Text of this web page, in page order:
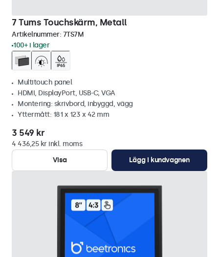
7 Tums Touchskärm, Metall
Artikelnummer: 7TS7M
100+ i lager
Multitouch panel
HDMI, DisplayPort, USB-C, VGA
Montering: skrivbord, inbyggd, vägg
Yttermått: 181 x 123 x 42 mm
3 549 kr
4 436,25 kr inkl. moms
Visa
Lägg i kundvagnen